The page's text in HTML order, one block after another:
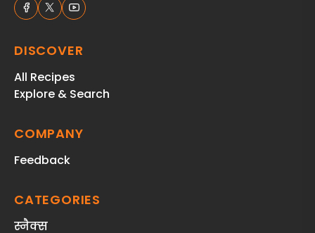
DISCOVER
All Recipes
Explore & Search
COMPANY
Feedback
CATEGORIES
स्‍नैक्‍स